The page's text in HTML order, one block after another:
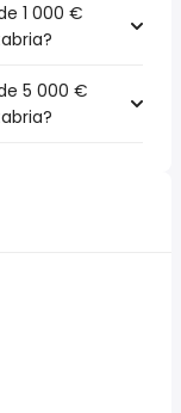
1 000 €
5 000 €